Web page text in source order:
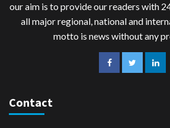
our aim is to provide our readers with
all major regional, national and
motto is news without any
Contact